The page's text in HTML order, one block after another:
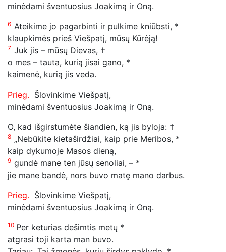
minėdami šventuosius Joakimą ir Oną.
6 Ateikime jo pagarbinti ir pulkime kniūbsti, *
klaupkimės prieš Viešpatį, mūsų Kūrėją!
7 Juk jis – mūsų Dievas, †
o mes – tauta, kurią jisai gano, *
kaimenė, kurią jis veda.
Prieg. Šlovinkime Viešpatį,
minėdami šventuosius Joakimą ir Oną.
O, kad išgirstumėte šiandien, ką jis byloja: †
8 „Nebūkite kietaširdžiai, kaip prie Meribos, *
kaip dykumoje Masos dieną,
9 gundė mane ten jūsų senoliai, – *
jie mane bandė, nors buvo matę mano darbus.
Prieg. Šlovinkime Viešpatį,
minėdami šventuosius Joakimą ir Oną.
10 Per keturias dešimtis metų *
atgrasi toji karta man buvo.